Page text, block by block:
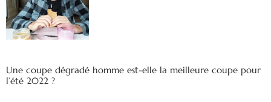
Une coupe dégradé homme est-elle la meilleure coupe pour
l’été 2022 ?